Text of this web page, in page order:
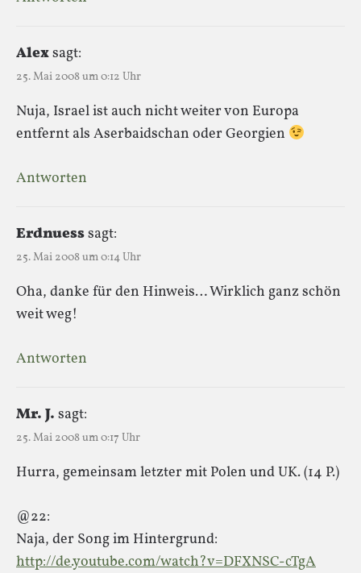
Alexsagt:
25. Mai 2008 um 0:12 Uhr
Nuja, Israel ist auch nicht weiter von Europa
entfernt als Aserbaidschan oder Georgien
Antworten
Erdnuesssagt:
25. Mai 2008 um 0:14 Uhr
Oha, danke für den Hinweis… Wirklich ganz schön
weit weg!
Antworten
Mr. J. sagt:
25. Mai 2008 um 0:17 Uhr
Hurra, gemeinsam letzter mit Polen und UK. (14 P.)
@22:
Naja, der Song im Hintergrund:
http://de.youtube.com/watch?v=DFXNSC-cTgA